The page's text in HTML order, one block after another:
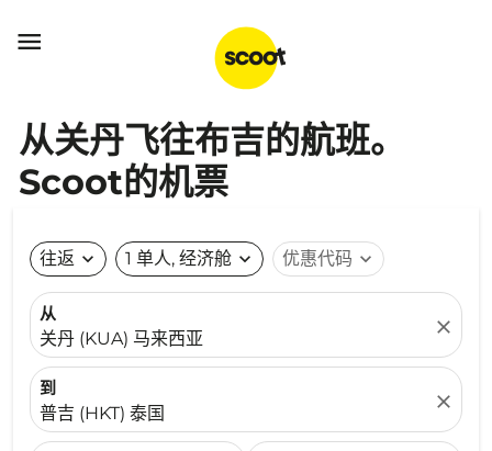

从关丹飞往布吉的航班。
Scoot的机票
往返 expand_more 1 单人, 经济舱 expand_more 优惠代码 expand_more
从
关丹 (KUA) 马来西亚
close
到
普吉 (HKT) 泰国
close